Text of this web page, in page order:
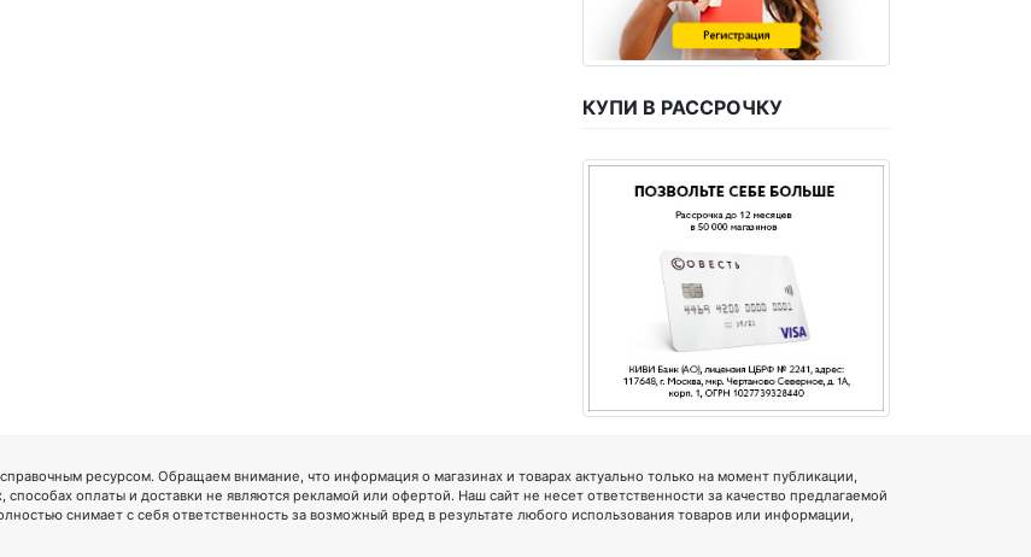
КУПИ В РАССРОЧКУ
ресурсом. Обращаем внимание, что информация о магазинах и товарах актуально только на момент публикации,
оплаты и доставки не являются рекламой или офертой. Наш сайт не несет ответственности за качество предлагаемой
снимает с себя ответственность за возможный вред в результате любого использования товаров или информации,